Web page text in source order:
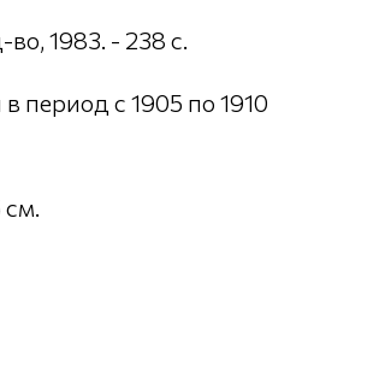
1983. - 238 с.
период с 1905 по 1910